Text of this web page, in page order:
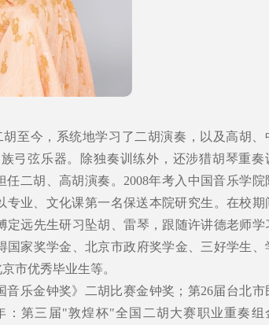
至今，系统地学习了二胡演奏，以及高胡、
弓弦乐器。除独奏训练外，还涉猎胡琴重奏
二胡、高胡演奏。2008年考入中国音乐学院
专业、文化课第一名保送本院研究生。在校期
远先生研习坠胡、雷琴，跟随许讲德老师学
家奖学金、北京市政府奖学金、三好学生、
市优秀毕业生等。
音乐金钟奖》二胡比赛金钟奖；第26届台北市
：第三届"敦煌杯"全国二胡大赛职业重奏组